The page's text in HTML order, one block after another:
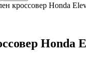
кроссовер Honda